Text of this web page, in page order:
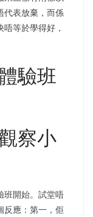
代表放棄，而係
等於學得好，
驗班
察小
班開始。試堂唔
反應：第一，佢